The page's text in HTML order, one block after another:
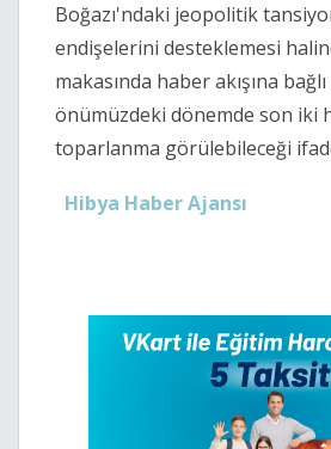
Boğazı'ndaki jeopolitik
endişelerini desteklemesi
makasında haber akışına
önümüzdeki dönemde son iki
toparlanma görülebileceği
Hibya Haber Ajansı